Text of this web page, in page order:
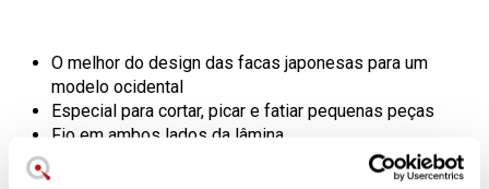
O melhor do design das facas japonesas para um
modelo ocidental
Especial para cortar, picar e fatiar pequenas peças
Fio em ambos lados da lâmina